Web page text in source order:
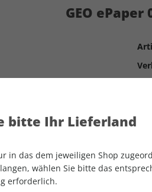
GEO ePaper
als Weltmacht
bitte Ihr Lieferland
in das dem jeweiligen Shop
wählen Sie bitte das
erforderlich.